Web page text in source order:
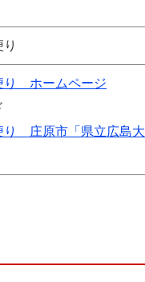
り​ ホームページ
り 庄原市「県立広島